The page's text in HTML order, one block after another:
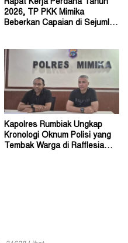
Rapat Kerja Perdana Tahun
2026, TP PKK Mimika
Beberkan Capaian di Sejumlah
Kapolres Rumbiak Ungkap
Kronologi Oknum Polisi yang
Tembak Warga di Rafflesia